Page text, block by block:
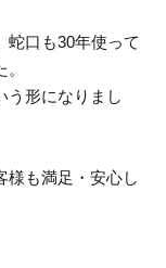
蛇口も30年使って
う形になりまし
様も満足・安心し